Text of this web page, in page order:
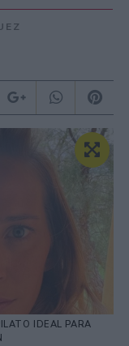
IDEAL PARA